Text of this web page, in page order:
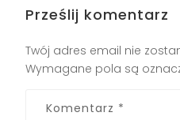
Prześlij komentarz
Twój adres email nie
Wymagane pola są